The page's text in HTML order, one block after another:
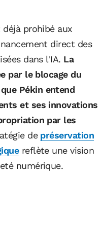
prohibé aux
direct des
dans l'IA. La
par le blocage du
Pékin entend
et ses innovations
par les
de préservation
reflète une vision
numérique.